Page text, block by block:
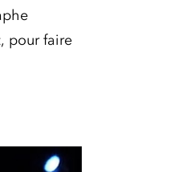
pour faire